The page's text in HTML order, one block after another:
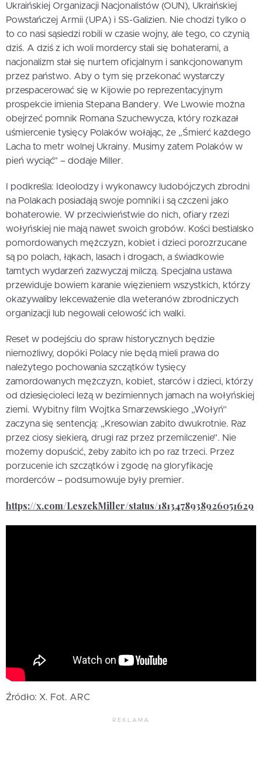
Ukraińskiej Organizacji Nacjonalistów (OUN), Ukraińskiej
Powstańczej Armii (UPA) i SS-Galizien. Nie chodzi tylko o
to co nasi sąsiedzi robili w czasie wojny, ale tego, co czynią
dziś. A dziś z ich woli mordercy stali się bohaterami, a
nacjonalizm stał się nurtem oficjalnym i sankcjonowanym
przez państwo. Aby o tym się przekonać wystarczy
przespacerować się w Kijowie po reprezentacyjnym
prospekcie imienia Stepana Bandery. We Lwowie można
obejrzeć pomnik Romana Szuchewycza, który rozkazał
uśmiercenie tysięcy Polaków wołając, że „Śmierć każdego
Lacha to metr wolnej Ukrainy. Musimy zatem Polaków w
pień wyciąć” – dodaje Miller.
I podkreśla: Ideolodzy i wykonawcy ludobójczych zbrodni
na Polakach posiadają swoje pomniki i są czczeni jako
bohaterowie. W przeciwieństwie do nich, ofiary rzezi
wołyńskiej nie mają nawet swoich grobów. Kości bestialsko
pomordowanych mężczyzn, kobiet i dzieci porozrzucane
są po polach, łąkach, lasach i drogach, a świadkowie
tamtych wydarzeń zazwyczaj milczą. Specjalna ustawa
przewiduje bowiem karanie więzieniem wszystkich, którzy
okazywaliby lekceważenie dla weteranów zbrodniczych
organizacji lub negowali celowość ich walki.
Reset w podejściu do spraw historycznych będzie
niemożliwy, dopóki Polacy nie będą mieli prawa do
należytego pochowania szczątków tysięcy
zamordowanych mężczyzn, kobiet, starców i dzieci, którzy
od dziesięcioleci leżą w bezimiennych jamach na wołyńskiej
ziemi. Wybitny film Wojtka Smarzewskiego „Wołyń”
zaczyna się sentencją: „Kresowian zabito dwukrotnie. Raz
przez ciosy siekierą, drugi raz przez przemilczenie”. Nie
możemy dopuścić, żeby zabito ich po raz trzeci. Przez
porzucenie ich szczątków i zgodę na gloryfikację
morderców – podsumowuje były premier.
https://x.com/LeszekMiller/status/1813478938926051629
Źródło: X. Fot. ARC
REKLAMA